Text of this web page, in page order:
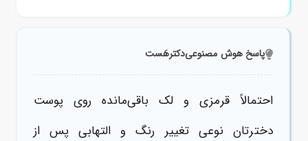
پاسخ هوش مصنوعیدکترهَست
احتمالاً قرمزی و لک باقی‌مانده روی پوست
دخترتان نوعی تغییر رنگ و التهابی پس از